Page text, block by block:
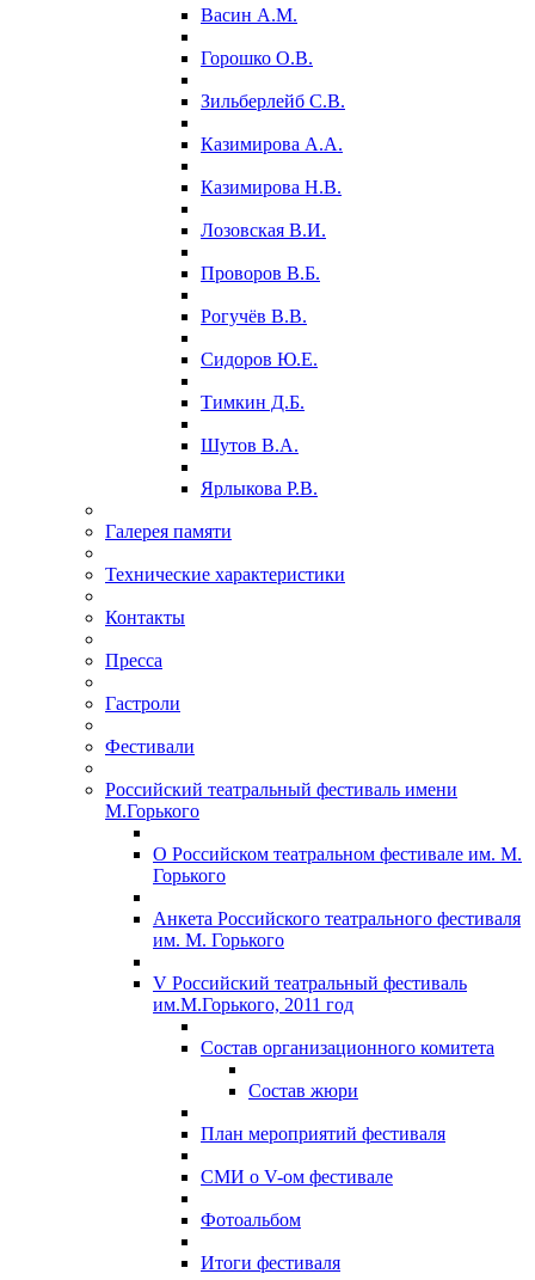
Васин А.М.
Горошко О.В.
Зильберлейб С.В.
Казимирова А.А.
Казимирова Н.В.
Лозовская В.И.
Проворов В.Б.
Рогучёв В.В.
Сидоров Ю.Е.
Тимкин Д.Б.
Шутов В.А.
Ярлыкова Р.В.
Галерея памяти
Технические характеристики
Контакты
Пресса
Гастроли
Фестивали
Российский театральный фестиваль имени
М.Горького
О Российском театральном фестивале им. М.
Горького
Анкета Российского театрального фестиваля
им. М. Горького
V Российский театральный фестиваль
им.М.Горького, 2011 год
Состав организационного комитета
Состав жюри
План мероприятий фестиваля
СМИ о V-ом фестивале
Фотоальбом
Итоги фестиваля